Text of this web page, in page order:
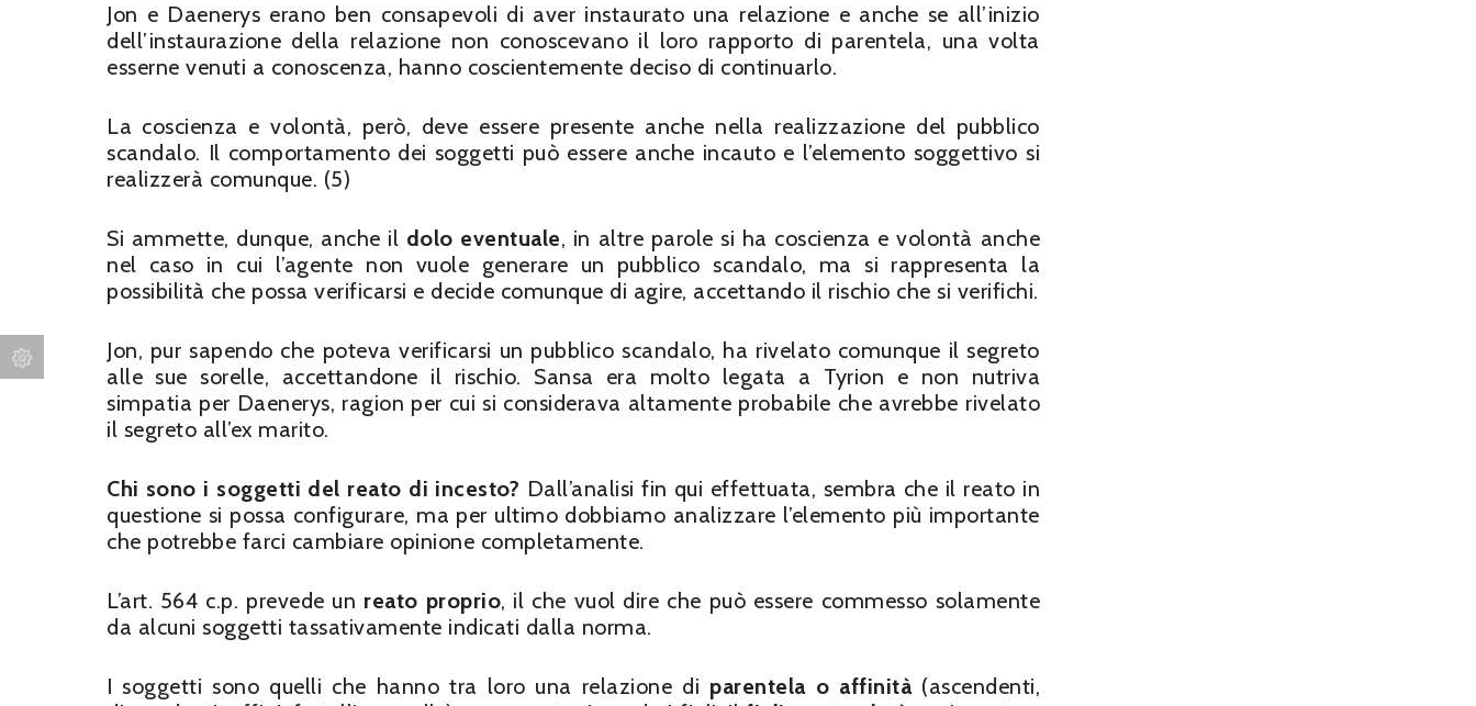
Jon e Daenerys erano ben consapevoli di aver instaurato una relazione e anche se all’inizio
dell’instaurazione della relazione non conoscevano il loro rapporto di parentela, una volta
esserne venuti a conoscenza, hanno coscientemente deciso di continuarlo.
La coscienza e volontà, però, deve essere presente anche nella realizzazione del pubblico
scandalo. Il comportamento dei soggetti può essere anche incauto e l’elemento soggettivo si
realizzerà comunque. (5)
Si ammette, dunque, anche il dolo eventuale, in altre parole si ha coscienza e volontà anche
nel caso in cui l’agente non vuole generare un pubblico scandalo, ma si rappresenta la
possibilità che possa verificarsi e decide comunque di agire, accettando il rischio che si verifichi.
Jon, pur sapendo che poteva verificarsi un pubblico scandalo, ha rivelato comunque il segreto
alle sue sorelle, accettandone il rischio. Sansa era molto legata a Tyrion e non nutriva
simpatia per Daenerys, ragion per cui si considerava altamente probabile che avrebbe rivelato
il segreto all’ex marito.
Chi sono i soggetti del reato di incesto? Dall’analisi fin qui effettuata, sembra che il reato in
questione si possa configurare, ma per ultimo dobbiamo analizzare l’elemento più importante
che potrebbe farci cambiare opinione completamente.
L’art. 564 c.p. prevede un reato proprio, il che vuol dire che può essere commesso solamente
da alcuni soggetti tassativamente indicati dalla norma.
I soggetti sono quelli che hanno tra loro una relazione di parentela o affinità(ascendenti,